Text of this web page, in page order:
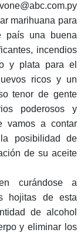
marihuana para
país una buena
incendios
y plata para el
ricos y un
tenor de gente
poderosos y
vamos a contar
posibilidad de
de su aceite
curándose a
hojitas de esta
de alcohol
y eliminar los